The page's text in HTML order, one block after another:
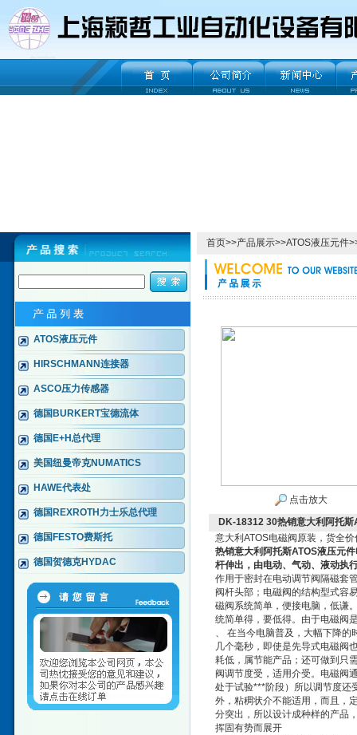
ATOS液压元件
HIRSCHMANN连接器
ASCO压力传感器
德国BURKERT宝德流体
德国E+H总代理
美国纽曼帝克NUMATICS
HAWE代表处
德国REXROTH力士乐总代理
德国FESTO费斯托
德国贺德克HYDAC
首页>>产品展示>>ATOS液压元件
点击放大
DK-18312 30热销意大利阿托斯
意大利ATOS电磁阀原装，货全
热销意大利阿托斯ATOS液压元
杆伸出，由电动、气动、液动执
作用于密封在电动调节阀隔磁套
阀杆头部；电磁阀的结构型式容
磁阀系统简单，便接电脑，低谦
统简单得，要低得。由于电磁阀
、 在当今电脑普及，大幅下降的
几个毫秒，即使是先导式电磁阀
耗低，属节能产品；还可做到只
阀调节度受，适用介受。电磁阀
处于试验***阶段）所以调节度还
外，粘稠状介不能适用，而且，
分突出，所以设计成种样的产品
挥固有势而展开